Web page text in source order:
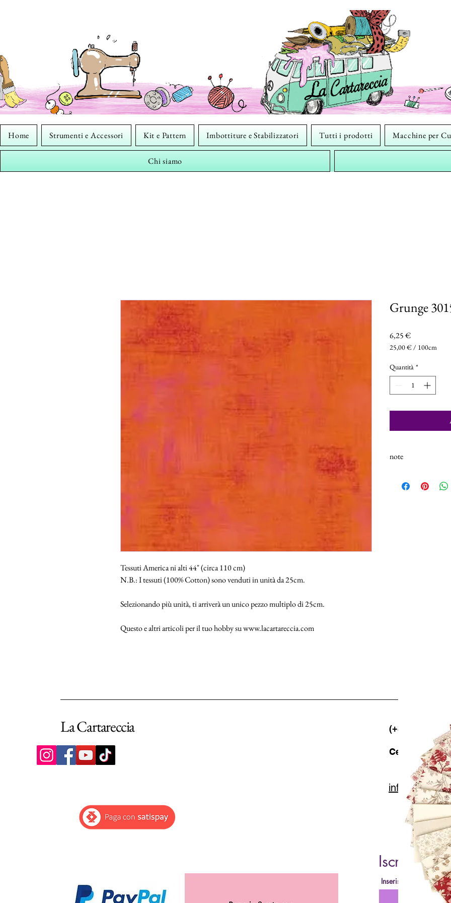
Home Strumenti e Accessori Kit e Pattern Imbottiture e Stabilizzatori Tutti i prodotti Macchine per
Chi siamo
Tessuti America ni alti 44" (circa 110 cm)
N.B.: I tessuti (100% Cotton) sono venduti in unità da 25cm.
Selezionando più unità, ti arriverà un unico pezzo multiplo di 25cm.
Questo e altri articoli per il tuo hobby su www.lacartareccia.com
Grunge
6,25 €Prezzo
25,00 €/ 100cm
ogni
100
Centimetri
Quantità *
note
Selezionando più
La Cartareccia (+39) 06 523
Cell. 347 49
Iscriviti
Inserisci la tua Email